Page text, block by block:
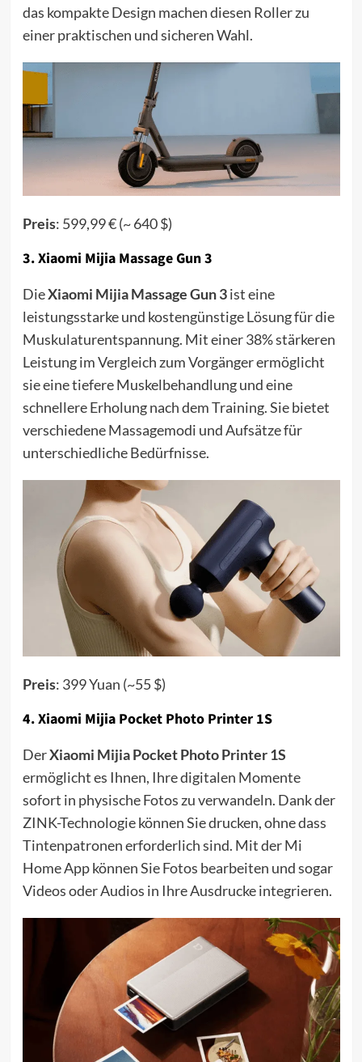
das kompakte Design machen diesen Roller zu
einer praktischen und sicheren Wahl.
Preis: 599,99 € (~ 640 $)
3.Xiaomi Mijia Massage Gun 3
DieXiaomi Mijia Massage Gun 3ist eine
leistungsstarke und kostengünstige Lösung für die
Muskulaturentspannung. Mit einer 38% stärkeren
Leistung im Vergleich zum Vorgänger ermöglicht
sie eine tiefere Muskelbehandlung und eine
schnellere Erholung nach dem Training. Sie bietet
verschiedene Massagemodi und Aufsätze für
unterschiedliche Bedürfnisse.
Preis: 399 Yuan (~55 $)
4.Xiaomi Mijia Pocket Photo Printer 1S
DerXiaomi Mijia Pocket Photo Printer 1S
ermöglicht es Ihnen, Ihre digitalen Momente
sofort in physische Fotos zu verwandeln. Dank der
ZINK-Technologie können Sie drucken, ohne dass
Tintenpatronen erforderlich sind. Mit der Mi
Home App können Sie Fotos bearbeiten und sogar
Videos oder Audios in Ihre Ausdrucke integrieren.